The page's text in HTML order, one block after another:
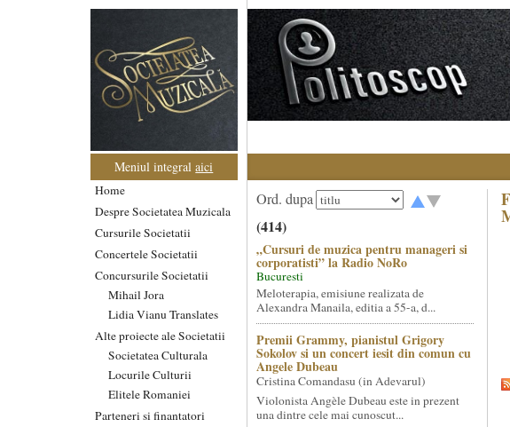
Meniul integralaici
Home
Despre Societatea Muzicala
Cursurile Societatii
Concertele Societatii
Concursurile Societatii
Mihail Jora
Lidia Vianu Translates
Alte proiecte ale Societatii
Societatea Culturala
Locurile Culturii
Elitele Romaniei
Parteneri si finantatori
Ord. dupa
(414)
„Cursuri de muzica pentru manageri si
corporatisti” la Radio NoRo
Bucuresti
Meloterapia, emisiune realizata de
Alexandra Manaila, editia a 55-a, d...
Premii Grammy, pianistul Grigory
Sokolov si un concert iesit din comun cu
Angele Dubeau
Cristina Comandasu (in Adevarul)
Violonista Angèle Dubeau este in prezent
una dintre cele mai cunoscut...